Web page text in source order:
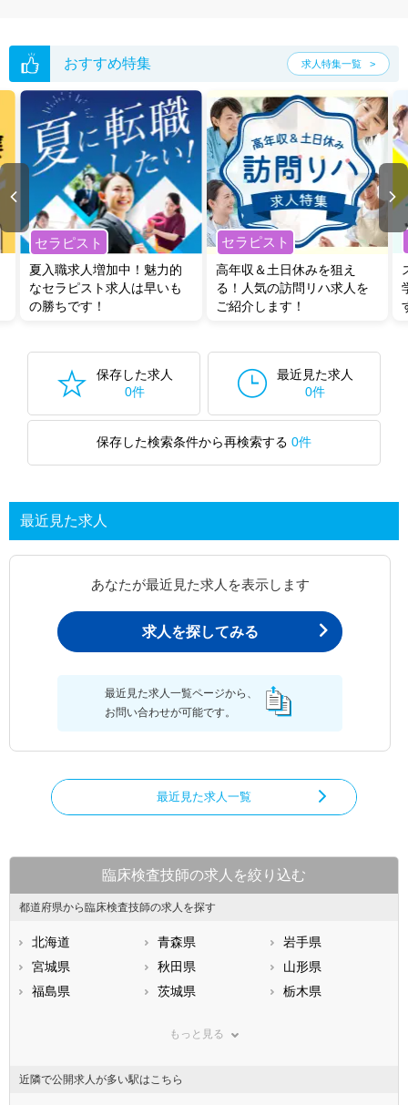
おすすめ特集 求人特集一覧
セラピスト
夏入職求人増加中！魅力的
なセラピスト求人は早いも
の勝ちです！
セラピスト
高年収＆土日休みを狙え
る！人気の訪問リハ求人を
ご紹介します！
保存した求人
0件
最近見た求人
0件
保存した検索条件から再検索する 0件
最近見た求人
あなたが最近見た求人を表示します
求人を探してみる
最近見た求人一覧ページから、
お問い合わせが可能です。
最近見た求人一覧
臨床検査技師の求人を絞り込む
都道府県から臨床検査技師の求人を探す
北海道 青森県
岩手県
宮城県
秋田県
山形県
福島県
茨城県
栃木県
神奈川県
石川県
福井県
もっと見る
近隣で公開求人が多い駅はこちら